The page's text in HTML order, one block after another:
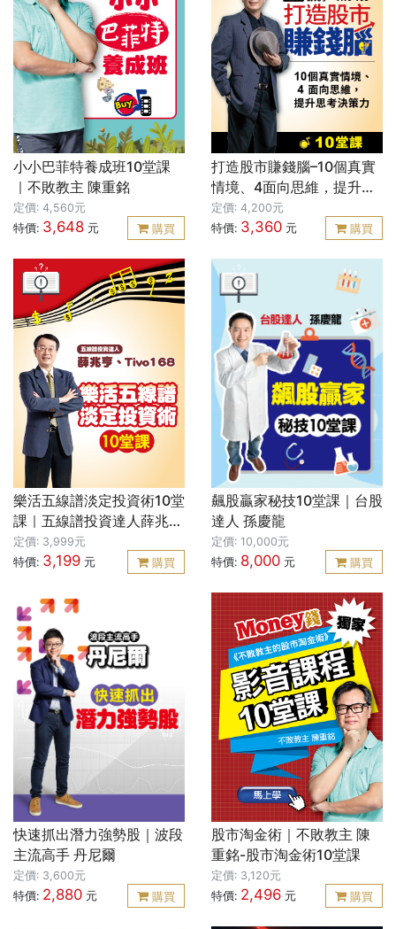
小小巴菲特養成班10堂課
｜不敗教主 陳重銘
定價: 4,560元
特價: 3,648 元 購買
打造股市賺錢腦–10個真實
情境、4面向思維，提升思
考決策力
定價: 4,200元
特價: 3,360 元 購買
樂活五線譜淡定投資術10堂
課｜五線譜投資達人薛兆
亨、Tivo168-樂活五線譜
淡定投資術10堂課
定價: 3,999元
特價: 3,199 元 購買
飆股贏家秘技10堂課｜台股
達人 孫慶龍
定價: 10,000元
特價: 8,000 元 購買
快速抓出潛力強勢股｜波段
主流高手 丹尼爾
定價: 3,600元
特價: 2,880 元 購買
股市淘金術｜不敗教主 陳
重銘-股市淘金術10堂課
定價: 3,120元
特價: 2,496 元 購買